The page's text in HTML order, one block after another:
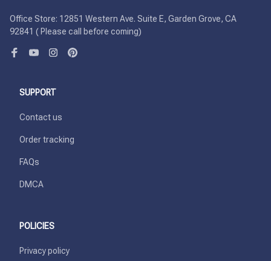
Office Store: 12851 Western Ave. Suite E, Garden Grove, CA
92841 ( Please call before coming)
SUPPORT
Contact us
Order tracking
FAQs
DMCA
POLICIES
Privacy policy